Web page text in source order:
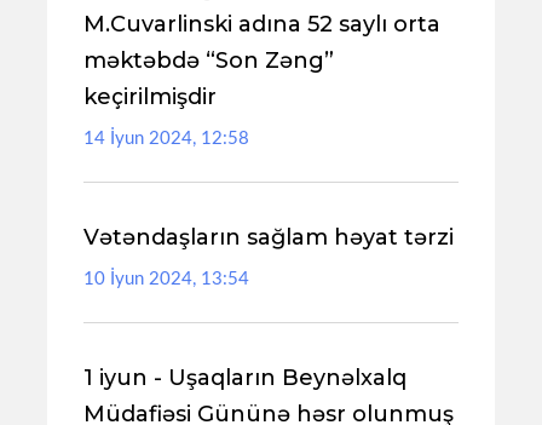
M.Cuvarlinski adına 52 saylı orta
məktəbdə “Son Zəng”
keçirilmişdir
14 İyun 2024, 12:58
Vətəndaşların sağlam həyat tərzi
10 İyun 2024, 13:54
1 iyun - Uşaqların Beynəlxalq
Müdafiəsi Gününə həsr olunmuş